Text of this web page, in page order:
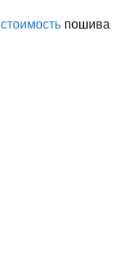
стоимость пошива